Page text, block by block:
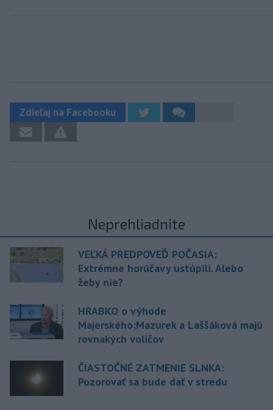
Zdieľaj na Facebooku
Neprehliadnite
VEĽKÁ PREDPOVEĎ POČASIA:
Extrémne horúčavy ustúpili. Alebo
žeby nie?
HRABKO o výhode
Majerského:Mazurek a Laššáková majú
rovnakých voličov
ČIASTOČNÉ ZATMENIE SLNKA:
Pozorovať sa bude dať v stredu